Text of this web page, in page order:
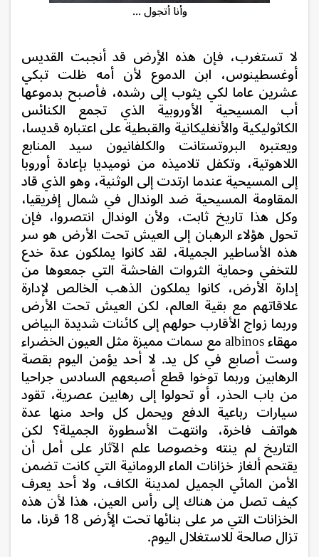
وأنا أتجول ...
لا تستغرب، فإن هذه الأٍرض قد أنجبت القديس
أوغسطينوس، ابن الدموع لأن أمه ظلت تبكي
عشرين عاما لكي يثوب إلى رشده، فأصبح بدموعها
أب المسيحية الأوروبية الذي تجمع الكنائس
الكاثوليكية والأنغليكانية والقبطية على اعتباره قديسا،
ويعتبره البروتستانت والكلفانيون سيد المنابع
اللاهوتية، وتكفل تلاميذه من نوميديا بإعادة أوروبا
إلى المسيحية عندما ارتدت إلى الوثنية، وهو الذي قاد
المقاومة المسيحية ضد الوندال في شمال إفريقيا،
وكل هذا تاريخ ثابت، ولأن الوندال انتصروا، فإن
تحول هؤلاء الرهبان إلى العيش تحت الأرض هو سر
هذه الأساطير الجميلة، لقد كانوا يملكون عدة خدع
للتخفي وحماية الثروات الفاحشة التي جمعوها من
إدارة الأرض، كانوا يملكون الذهب الخالص لإدارة
علاقاتهم مع بقية العالم، لكن العيش تحت الأرض
وربما زواج الأقارب حولهم إلى كائنات شديدة البياض
مهقاء albinos مع سمات مميزة مثل العيون الخضراء
وست أصابع في كل يد. لا أحد يؤمن اليوم بقصة
الرهابين وربما توخوا قطع أصبعهم السادس جراحيا
من باب الحذر، أو تحولوا إلى رهابين عصرية، تقود
سيارات رباعية الدفع ويحمل كل واحد منها عدة
هواتف فاخرة، وانتهت الأسطورة الجميلة؟ لكن
التاريخ لم ينته وخصوصا علم الآثار على أمل أن
يقتحم ألغاز خزانات الماء الرومانية التي كانت تضمن
الأمن المائي الجميل لمدينة الكاف، ولا أحد يعرف
كيف تصل من هناك إلى رأس العين، هذا لأن هذه
الخزانات التي مر على بنائها تحت الٍأرض 18 قرنا، ما
تزال صالحة للاستغلال اليوم.